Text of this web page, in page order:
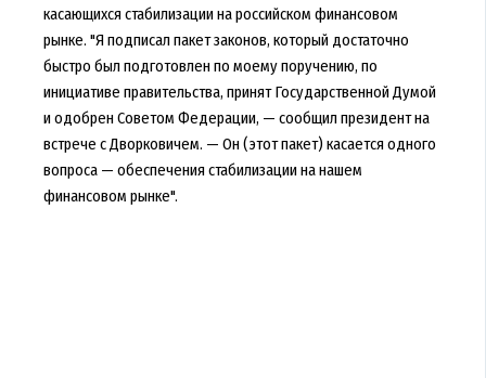
касающихся стабилизации на российском финансовом
рынке. "Я подписал пакет законов, который достаточно
быстро был подготовлен по моему поручению, по
инициативе правительства, принят Государственной Думой
и одобрен Советом Федерации, — сообщил президент на
встрече с Дворковичем. — Он (этот пакет) касается одного
вопроса — обеспечения стабилизации на нашем
финансовом рынке".